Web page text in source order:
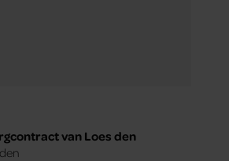
van Loes den